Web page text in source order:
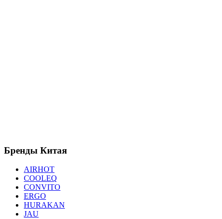
Бренды Китая
AIRHOT
COOLEQ
CONVITO
ERGO
HURAKAN
JAU